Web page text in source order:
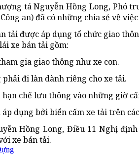
tá Nguyễn Hồng Long, Phó
Công an) đã có những chia sẻ về
tải được áp dụng tổ chức giao
xe bán tải gồm:
gia giao thông như xe con.
phải đi làn dành riêng cho xe tải.
chế lưu thông vào những giờ
dụng bởi biển cấm xe tải trên
Hồng Long, Điều 11 Nghị
xe bán tải.